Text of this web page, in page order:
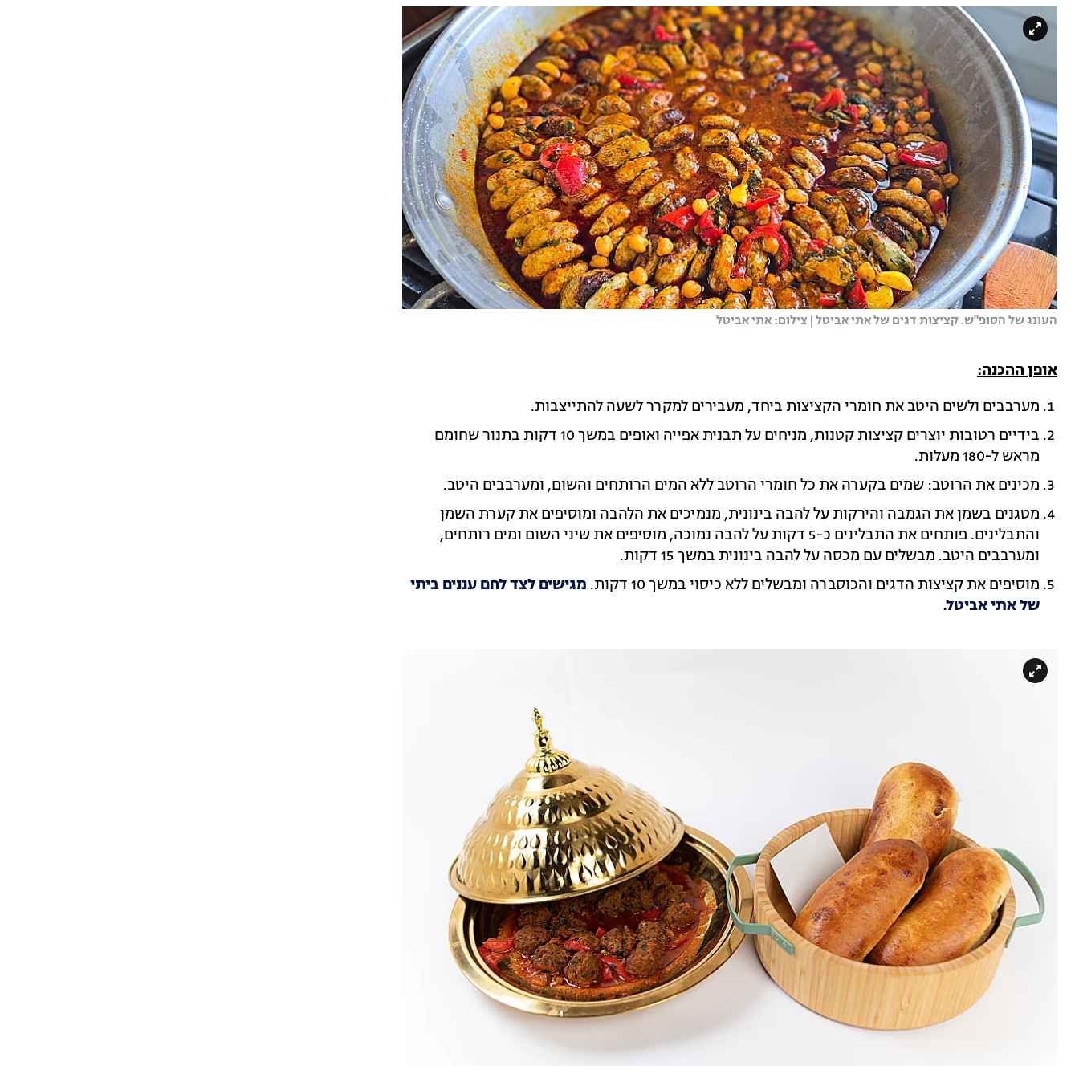
העונג של הסופ"ש. קציצות דגים של אתי אביטל | צילום: אתי אביטל
אופן ההכנה:
מערבבים ולשים היטב את חומרי הקציצות ביחד, מעבירים למקרר לשעה להתייצבות.
בידיים רטובות יוצרים קציצות קטנות, מניחים על תבנית אפייה ואופים במשך 10 דקות בתנור שחומם
מראש ל-180 מעלות.
מכינים את הרוטב: שמים בקערה את כל חומרי הרוטב ללא המים הרותחים והשום, ומערבבים היטב.
מטגנים בשמן את הגמבה והירקות על להבה בינונית, מנמיכים את הלהבה ומוסיפים את קערת השמן
והתבלינים. פותחים את התבלינים כ-5 דקות על להבה נמוכה, מוסיפים את שיני השום ומים רותחים,
ומערבבים היטב. מבשלים עם מכסה על להבה בינונית במשך 15 דקות.
מוסיפים את קציצות הדגים והכוסברה ומבשלים ללא כיסוי במשך 10 דקות.
מגישים לצד לחם עננים ביתי
של אתי אביטל.